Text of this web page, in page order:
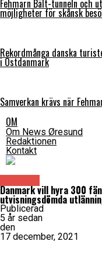
Fehmarn Bält-tunneln och
möjligheter för skånsk
Rekordmånga danska
i Östdanmark
Samverkan krävs när
OM
Om News Øresund
Redaktionen
Kontakt
Danmark vill hyra 300
utvisningsdömda
Publicerad
5 år sedan
den
17 december, 2021